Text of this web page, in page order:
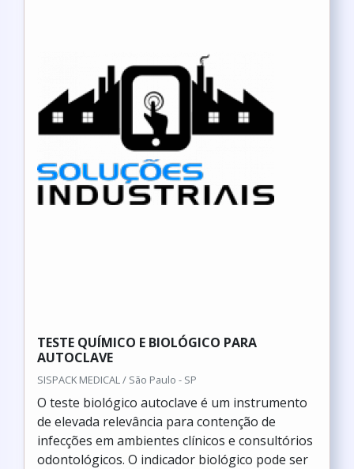
TESTE QUÍMICO E BIOLÓGICO PARA
AUTOCLAVE
SISPACK MEDICAL / São Paulo - SP
O teste biológico autoclave é um instrumento
de elevada relevância para contenção de
infecções em ambientes clínicos e consultórios
odontológicos. O indicador biológico pode ser